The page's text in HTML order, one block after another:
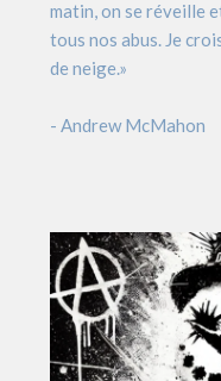
matin, on se réveille
tous nos abus. Je
de neige.»
- Andrew McMahon